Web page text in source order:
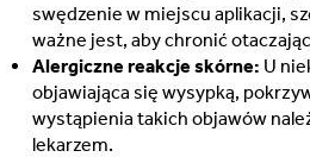
swędzenie w miejscu aplikacji,
ważne jest, aby chronić
Alergiczne reakcje skórne: U
objawiająca się wysypką,
wystąpienia takich objawów
lekarzem.